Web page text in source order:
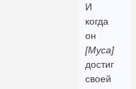
И
когда
он
[Муса]
достиг
своей